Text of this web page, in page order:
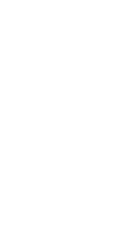
der Produktseite gewählt
Varianten auf. Die